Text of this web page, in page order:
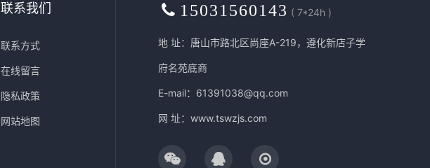
联系我们
联系方式
在线留言
隐私政策
网站地图
15031560143 ( 7*24h )
地 址：唐山市路北区尚座A-219，遵化新店子学
府名苑底商
E-mail：61391038@qq.com
网 址：www.tswzjs.com